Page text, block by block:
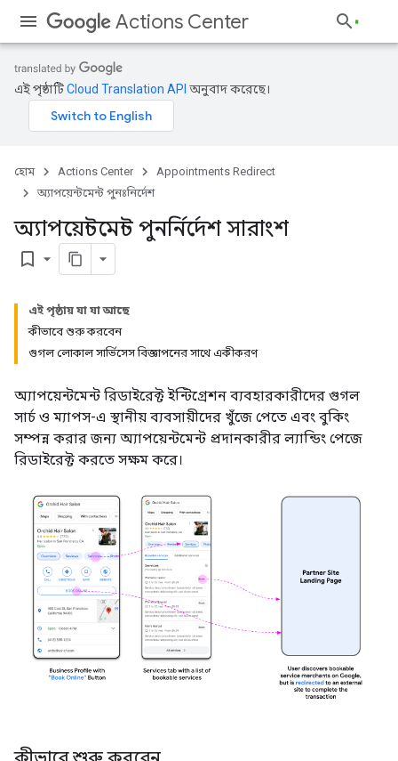
Actions Center
এই পৃষ্ঠাটিCloud Translation API অনুবাদ করেছে।
হোম Actions Center
Appointments Redirect
অ্যাপয়েন্টমেন্ট পুনঃনির্দেশ
অ্যাপয়েন্টমেন্ট পুনর্নির্দেশ সারাংশ
bookmark_border
এই পৃষ্ঠায় যা যা আছে
কীভাবে শুরু করবেন
গুগল লোকাল সার্ভিসেস বিজ্ঞাপনের সাথে একীকরণ
অ্যাপয়েন্টমেন্ট রিডাইরেক্ট ইন্টিগ্রেশন ব্যবহারকারীদের গুগল
সার্চ ও ম্যাপস-এ স্থানীয় ব্যবসায়ীদের খুঁজে পেতে এবং বুকিং
সম্পন্ন করার জন্য অ্যাপয়েন্টমেন্ট প্রদানকারীর ল্যান্ডিং পেজে
রিডাইরেক্ট করতে সক্ষম করে।